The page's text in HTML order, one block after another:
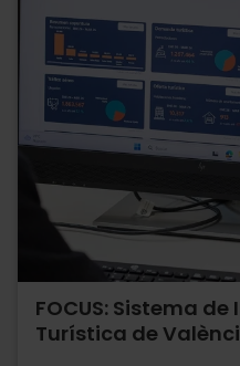
FOCUS: Sistema
Turística de